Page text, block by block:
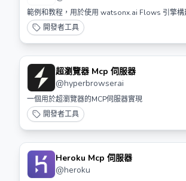
地址。 3. 連接並測試伺服器是否正常運行。 常見問題 - 如何更新
MCP？ - 下載最新版本並重複上述步驟。 - 伺服器無法啟動？ - 檢查
Java 是否正確安裝，並確保 MCP 配置正確。 - 如何添加插件？ - 將
插件檔案放入 `plugins` 資料夾中，然後重啟伺服
範例和教程，用於使用 watsonx.ai Flows 引擎構
開發者工具
超瀏覽器 Mcp 伺服器
@hyperbrowserai
一個用於超瀏覽器的MCP伺服器實現
開發者工具
Heroku Mcp 伺服器
@heroku